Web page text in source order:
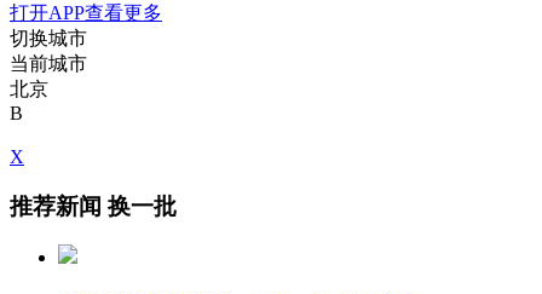
打开APP查看更多
切换城市
当前城市
北京
B
X
推荐新闻 换一批